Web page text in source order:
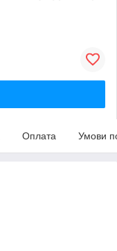
Оплата Умови